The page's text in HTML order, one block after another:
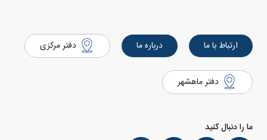
ارتباط با ما درباره ما دفتر مرکزی
دفتر ماهشهر
ما را دنبال کنید